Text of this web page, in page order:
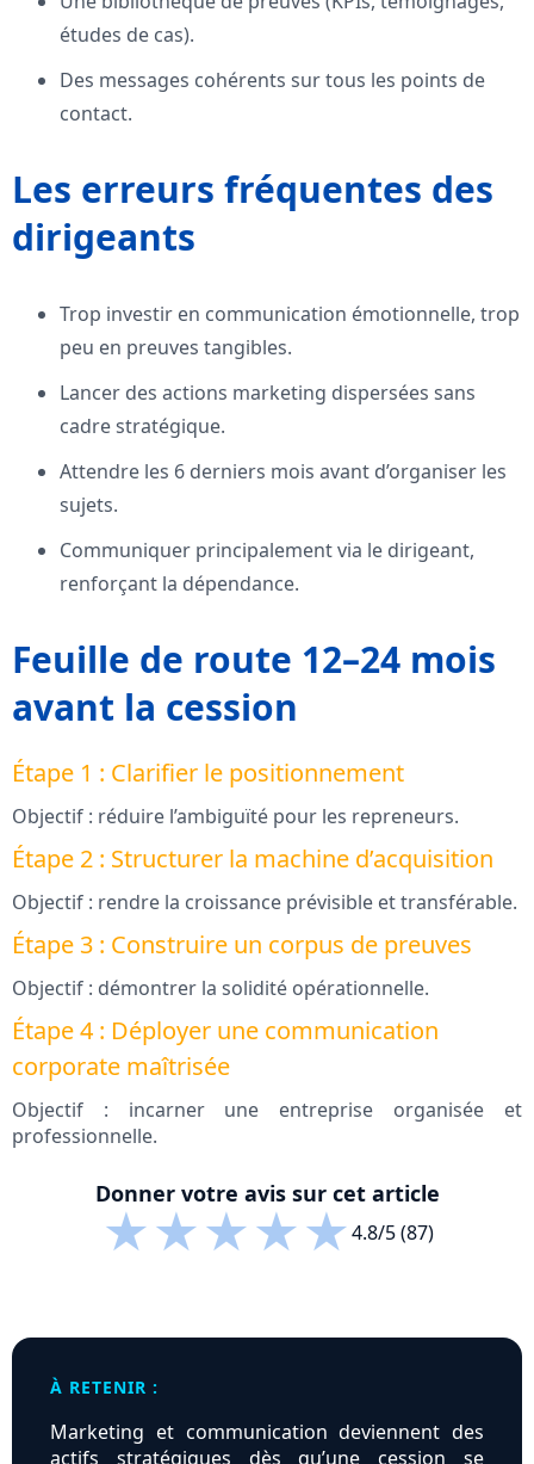
études de cas).
Des messages cohérents sur tous les points de
contact.
Les erreurs fréquentes des
dirigeants
Trop investir en communication émotionnelle, trop
peu en preuves tangibles.
Lancer des actions marketing dispersées sans
cadre stratégique.
Attendre les 6 derniers mois avant d’organiser les
sujets.
Communiquer principalement via le dirigeant,
renforçant la dépendance.
Feuille de route 12–24 mois
avant la cession
Étape 1 : Clarifier le positionnement
Objectif : réduire l’ambiguïté pour les repreneurs.
Étape 2 : Structurer la machine d’acquisition
Objectif : rendre la croissance prévisible et transférable.
Étape 3 : Construire un corpus de preuves
Objectif : démontrer la solidité opérationnelle.
Étape 4 : Déployer une communication
corporate maîtrisée
Objectif : incarner une entreprise organisée et
professionnelle.
Donner votre avis sur cet article
★★★★★4.8/5 (87)
À RETENIR :
Marketing et communication deviennent des
actifs stratégiques dès qu’une cession se